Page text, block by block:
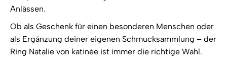
Anlässen.
Ob als Geschenk für einen besonderen Menschen oder
als Ergänzung deiner eigenen Schmucksammlung – der
Ring Natalie von katinée ist immer die richtige Wahl.